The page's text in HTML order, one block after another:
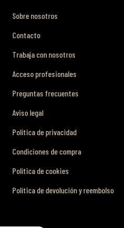
Sobre nosotros
Contacto
Trabaja con nosotros
Acceso profesionales
Preguntas frecuentes
Aviso legal
Política de privacidad
Condiciones de compra
Política de cookies
Política de devolución y reembolso